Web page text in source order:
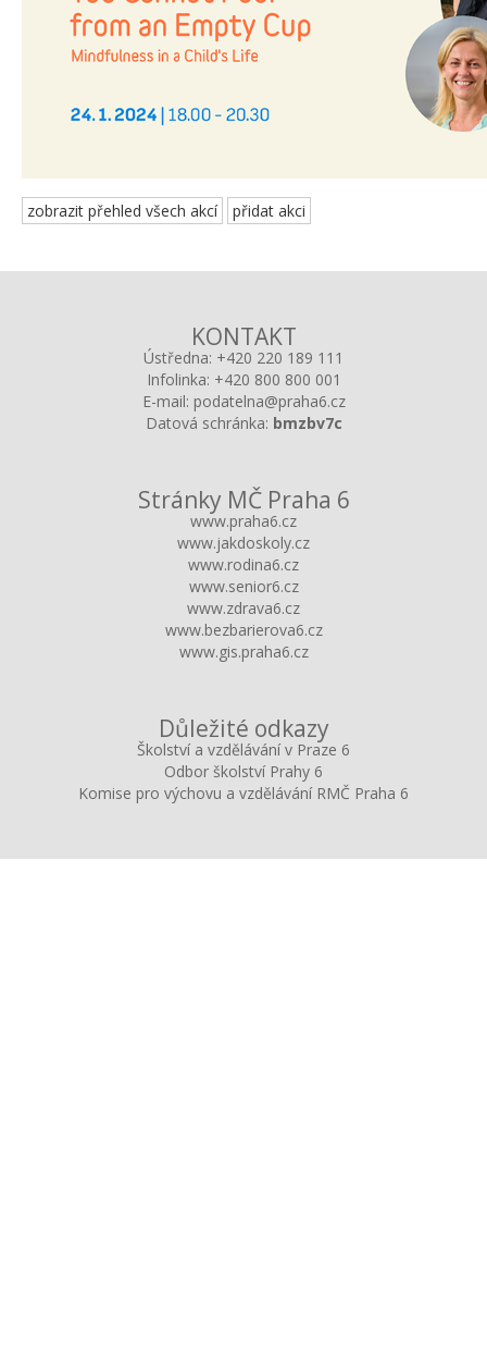
zobrazit přehled všech akcí přidat akci
KONTAKT
Ústředna: +420 220 189 111
Infolinka: +420 800 800 001
E-mail: podatelna@praha6.cz
Datová schránka: bmzbv7c
Stránky MČ Praha 6
www.praha6.cz
www.jakdoskoly.cz
www.rodina6.cz
www.senior6.cz
www.zdrava6.cz
www.bezbarierova6.cz
www.gis.praha6.cz
Důležité odkazy
Školství a vzdělávání v Praze 6
Odbor školství Prahy 6
Komise pro výchovu a vzdělávání RMČ Praha 6